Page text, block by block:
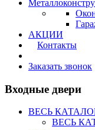
АКЦИИ
Контакты
Заказать звонок
Входные двери
ВЕСЬ КАТАЛОГ
ВЕСЬ